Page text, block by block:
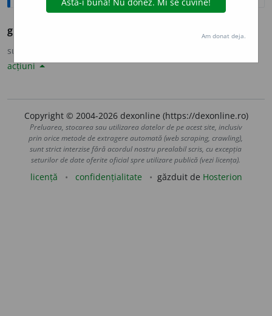
gr
sursa:
acțiuni
Copyright © 2004-2026 dexonline (https://dexonline.ro)
Preluarea, stocarea sau utilizarea datelor de pe acest site, inclusiv
prin orice metode de extragere automată (web scraping, crawling),
sunt strict interzise fără acordul nostru prealabil scris, cu excepția
seturilor de date oferite oficial spre utilizare publică (vezi licența).
licență confidențialitate găzduit de Hosterion
Am donat deja.